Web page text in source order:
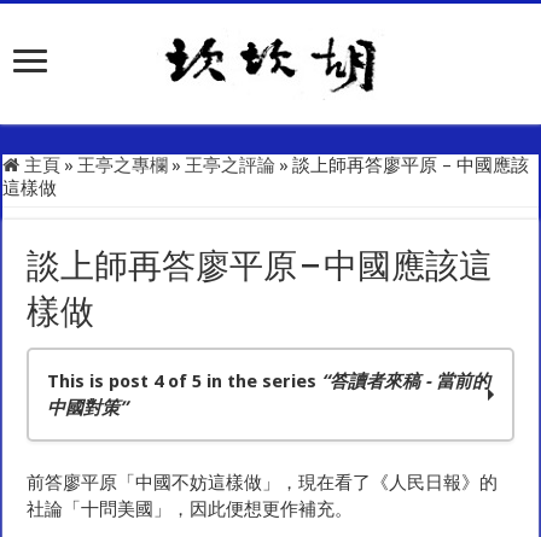
主頁 » 王亭之專欄 » 王亭之評論 » 談上師再答廖平原 – 中國應該
這樣做
談上師再答廖平原 – 中國應該這
樣做
This is post 4 of 5 in the series “答讀者來稿 - 當前的
中國對策”
中國有危便有機
學佛的人為甚麼可以談政治
答上海讀者李君的反應
前答廖平原「中國不妨這樣做」，現在看了《人民日報》的
社論「十問美國」，因此便想更作補充。